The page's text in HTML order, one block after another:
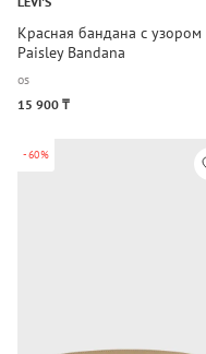
Красная бандана с узором
Paisley Bandana
os
15 900 ₸
-60%